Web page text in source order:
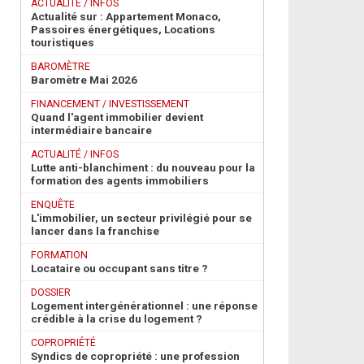
ACTUALITÉ / INFOS
Actualité sur : Appartement Monaco,
Passoires énergétiques, Locations
touristiques
BAROMÈTRE
Baromètre Mai 2026
FINANCEMENT / INVESTISSEMENT
Quand l'agent immobilier devient
intermédiaire bancaire
ACTUALITÉ / INFOS
Lutte anti-blanchiment : du nouveau pour la
formation des agents immobiliers
ENQUÊTE
L'immobilier, un secteur privilégié pour se
lancer dans la franchise
FORMATION
Locataire ou occupant sans titre ?
DOSSIER
Logement intergénérationnel : une réponse
crédible à la crise du logement ?
COPROPRIÉTÉ
Syndics de copropriété : une profession